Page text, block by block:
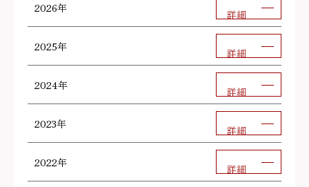
2026年 詳細
2025年 詳細
2024年 詳細
2023年 詳細
2022年 詳細